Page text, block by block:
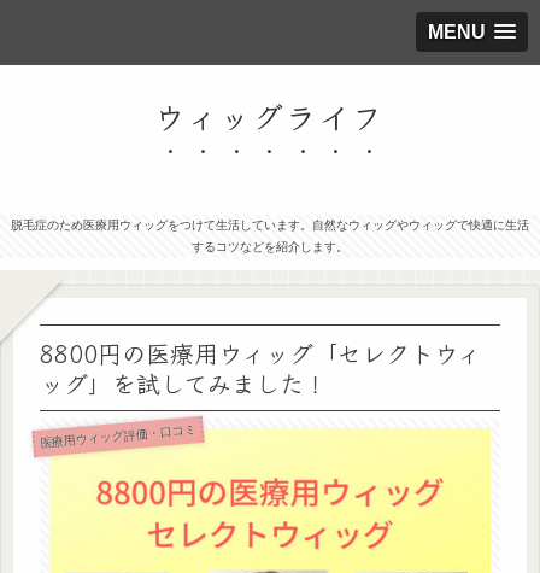
MENU
ウィッグライフ
脱毛症のため医療用ウィッグをつけて生活しています。自然なウィッグやウィッグで快適に生活
するコツなどを紹介します。
8800円の医療用ウィッグ「セレクトウィ
ッグ」を試してみました！
医療用ウィッグ評価・口コミ